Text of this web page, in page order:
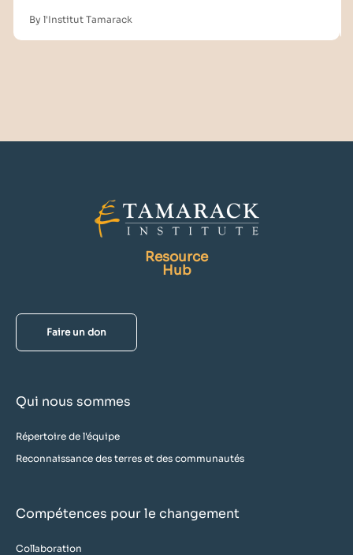
By l'Institut Tamarack
Resource
Hub
Faire un don
Qui nous sommes
Répertoire de l'équipe
Reconnaissance des terres et des communautés
Compétences pour le changement
Collaboration